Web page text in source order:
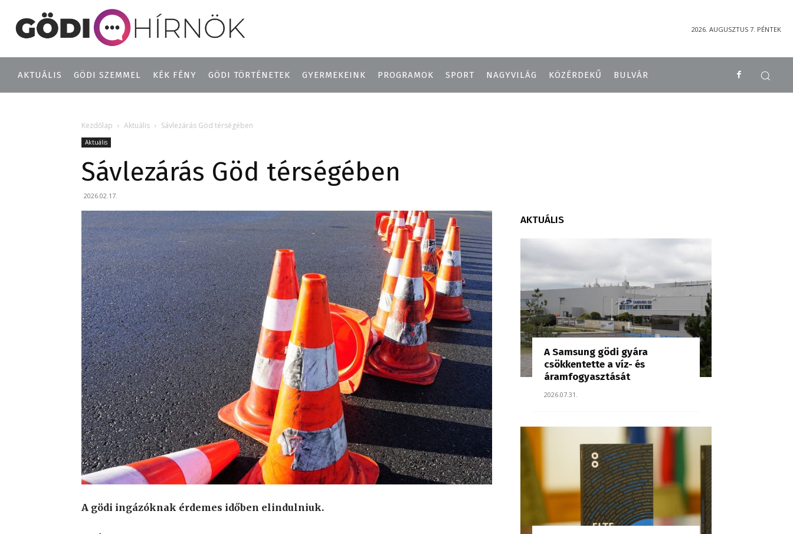
2026. AUGUSZTUS 7. PÉNTEK
AKTUÁLIS GÖDI SZEMMEL KÉK FÉNY GÖDI TÖRTÉNETEK GYERMEKEINK PROGRAMOK SPORT NAGYVILÁG KÖZÉRDEKŰ BULVÁR
Kezdőlap Aktuális Sávlezárás Göd térségében
Aktuális
Sávlezárás Göd térségében
2026.02.17.
A gödi ingázóknak érdemes időben elindulniuk.
AKTUÁLIS
A Samsung gödi gyára
csökkentette a víz- és
áramfogyasztását
2026.07.31.